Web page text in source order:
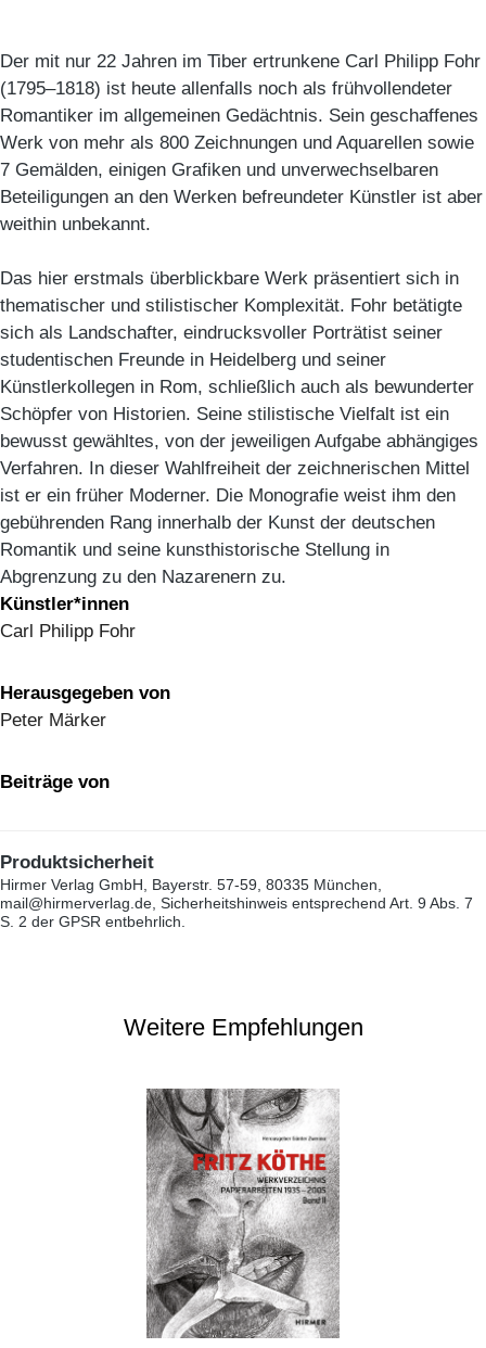
Der mit nur 22 Jahren im Tiber ertrunkene Carl Philipp Fohr
(1795–1818) ist heute allenfalls noch als frühvollendeter
Romantiker im allgemeinen Gedächtnis. Sein geschaffenes
Werk von mehr als 800 Zeichnungen und Aquarellen sowie
7 Gemälden, einigen Grafiken und unverwechselbaren
Beteiligungen an den Werken befreundeter Künstler ist aber
weithin unbekannt.
Das hier erstmals überblickbare Werk präsentiert sich in
thematischer und stilistischer Komplexität. Fohr betätigte
sich als Landschafter, eindrucksvoller Porträtist seiner
studentischen Freunde in Heidelberg und seiner
Künstlerkollegen in Rom, schließlich auch als bewunderter
Schöpfer von Historien. Seine stilistische Vielfalt ist ein
bewusst gewähltes, von der jeweiligen Aufgabe abhängiges
Verfahren. In dieser Wahlfreiheit der zeichnerischen Mittel
ist er ein früher Moderner. Die Monografie weist ihm den
gebührenden Rang innerhalb der Kunst der deutschen
Romantik und seine kunsthistorische Stellung in
Abgrenzung zu den Nazarenern zu.
Künstler*innen
Carl Philipp Fohr
Herausgegeben von
Peter Märker
Beiträge von
Produktsicherheit
Hirmer Verlag GmbH, Bayerstr. 57-59, 80335 München,
mail@hirmerverlag.de, Sicherheitshinweis entsprechend Art. 9 Abs. 7
S. 2 der GPSR entbehrlich.
Weitere Empfehlungen